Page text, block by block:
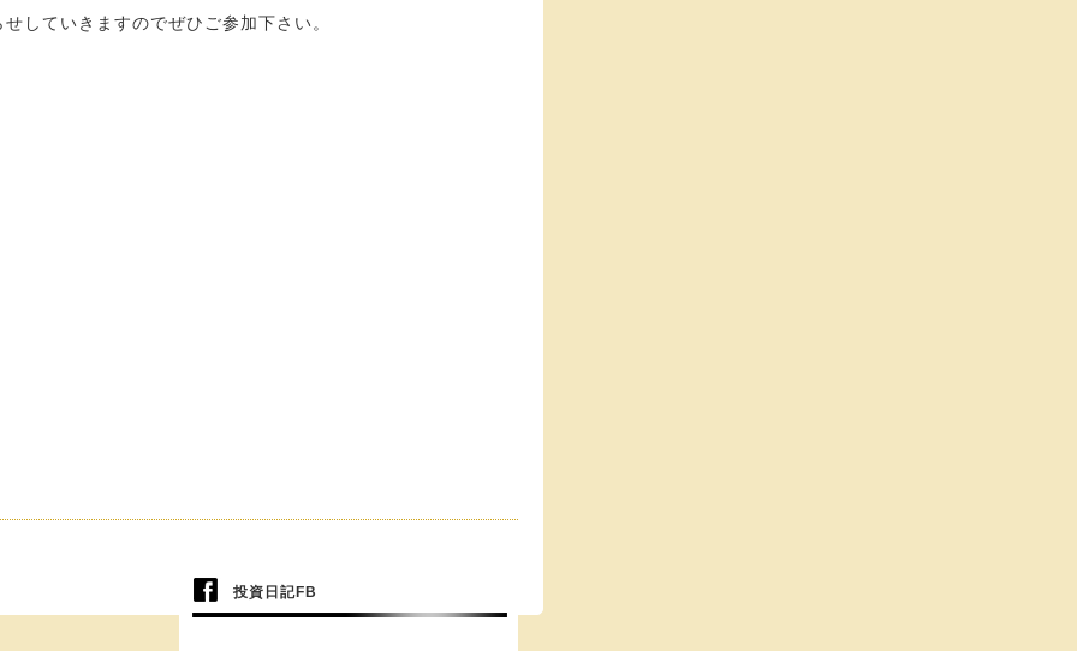
していきますのでぜひご参加下さい。
投資日記FB